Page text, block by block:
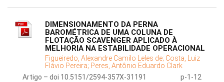
DIMENSIONAMENTO DA PERNA
BAROMÉTRICA DE UMA COLUNA DE
FLOTAÇÃO SCAVENGER APLICADO À
MELHORIA NA ESTABILIDADE OPERACIONAL
Figueiredo, Alexandre Camilo Leles de; Costa, Luiz
Flávio Pereira; Peres, Antônio Eduardo Clark
Artigo – doi 10.5151/2594-357X-31191
p-1-12